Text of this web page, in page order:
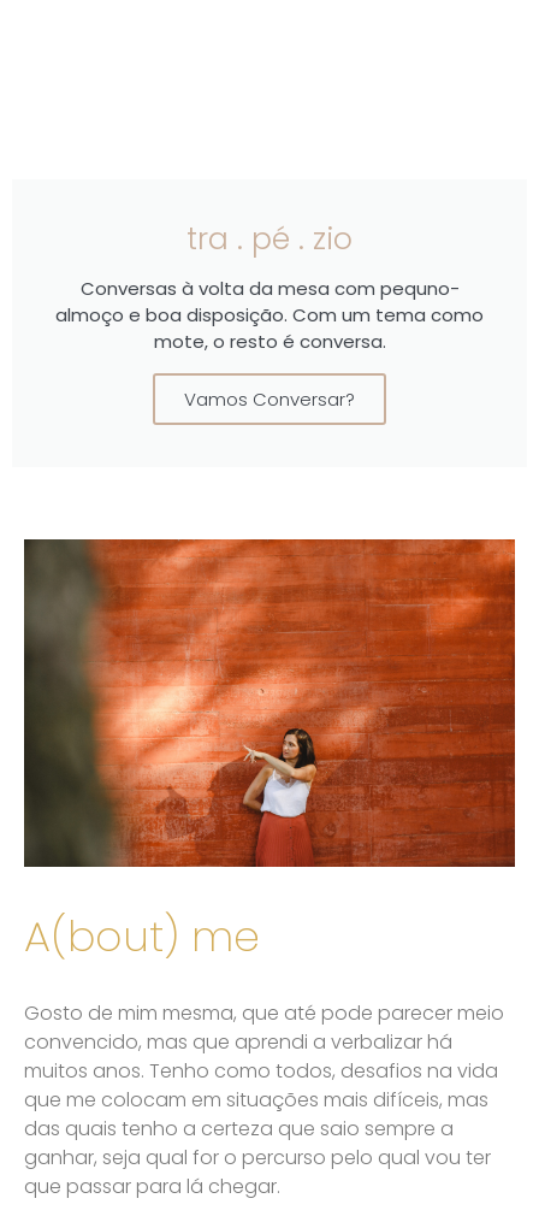
tra . pé . zio
Conversas à volta da mesa com pequno-
almoço e boa disposição. Com um tema como
mote, o resto é conversa.
Vamos Conversar?
A(bout) me
Gosto de mim mesma, que até pode parecer meio
convencido, mas que aprendi a verbalizar há
muitos anos. Tenho como todos, desafios na vida
que me colocam em situações mais difíceis, mas
das quais tenho a certeza que saio sempre a
ganhar, seja qual for o percurso pelo qual vou ter
que passar para lá chegar.